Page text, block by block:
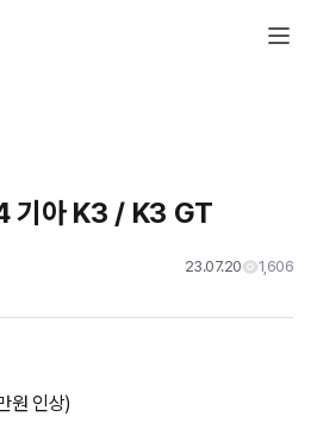
기아 K3 / K3 GT
23.07.20 1,606
원 인상)